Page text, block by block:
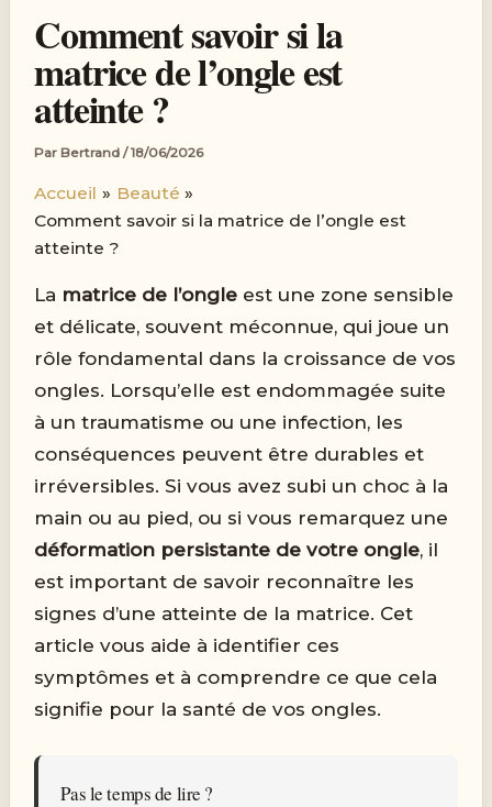
Comment savoir si la
matrice de l’ongle est
atteinte ?
Par Bertrand/18/06/2026
Accueil
Beauté
Comment savoir si la matrice de l’ongle est
atteinte ?
La matrice de l’ongle est une zone sensible
et délicate, souvent méconnue, qui joue un
rôle fondamental dans la croissance de vos
ongles. Lorsqu’elle est endommagée suite
à un traumatisme ou une infection, les
conséquences peuvent être durables et
irréversibles. Si vous avez subi un choc à la
main ou au pied, ou si vous remarquez une
déformation persistante de votre ongle, il
est important de savoir reconnaître les
signes d’une atteinte de la matrice. Cet
article vous aide à identifier ces
symptômes et à comprendre ce que cela
signifie pour la santé de vos ongles.
Pas le temps de lire ?